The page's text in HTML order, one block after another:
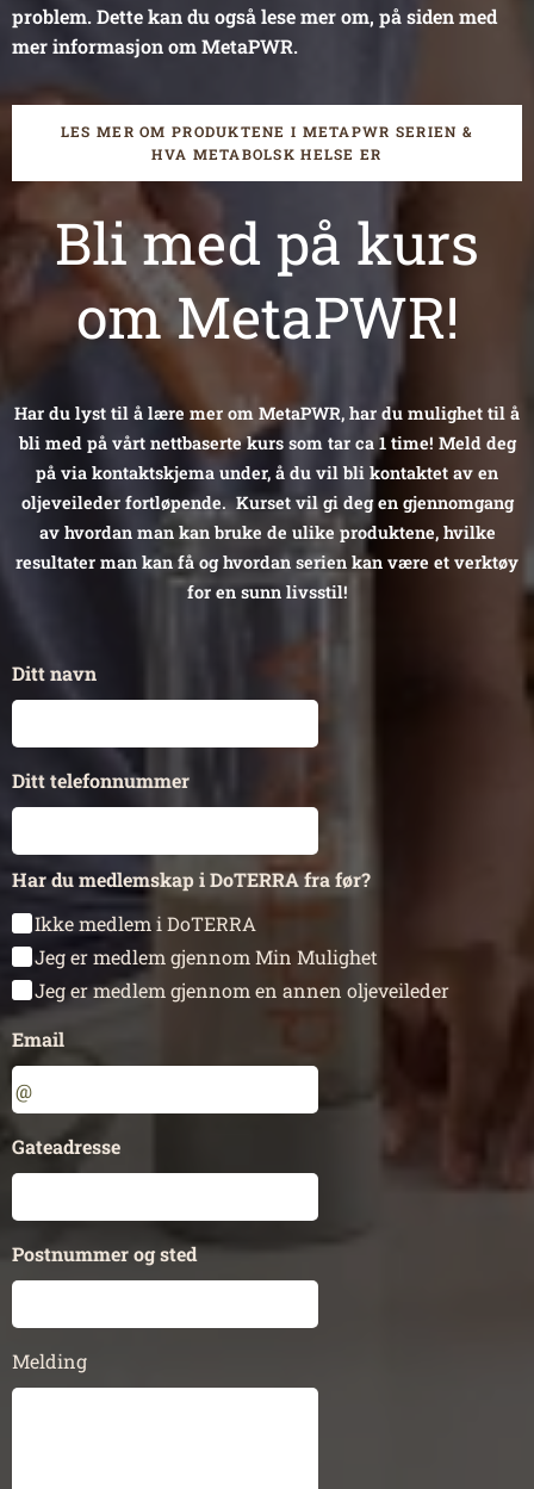
problem. Dette kan du også lese mer om, på siden med
mer informasjon om MetaPWR.
LES MER OM PRODUKTENE I METAPWR SERIEN &
HVA METABOLSK HELSE ER
Bli med på kurs
om MetaPWR!
Har du lyst til å lære mer om MetaPWR, har du mulighet til å
bli med på vårt nettbaserte kurs som tar ca 1 time! Meld deg
på via kontaktskjema under, å du vil bli kontaktet av en
oljeveileder fortløpende. Kurset vil gi deg en gjennomgang
av hvordan man kan bruke de ulike produktene, hvilke
resultater man kan få og hvordan serien kan være et verktøy
for en sunn livsstil!
Ditt navn
Ditt telefonnummer
Har du medlemskap i DoTERRA fra før?
Ikke medlem i DoTERRA
Jeg er medlem gjennom Min Mulighet
Jeg er medlem gjennom en annen oljeveileder
Email
Gateadresse
Postnummer og sted
Melding